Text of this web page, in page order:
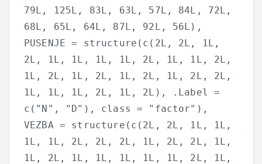
79L, 125L, 83L, 63L, 57L, 84L, 72L,
68L, 65L, 64L, 87L, 92L, 56L),
PUSENJE = structure(c(2L, 2L, 1L,
2L, 1L, 1L, 1L, 1L, 2L, 1L, 1L, 2L,
1L, 2L, 1L, 2L, 1L, 2L, 1L, 2L, 2L,
1L, 1L, 1L, 2L, 1L, 2L), .Label =
c("N", "D"), class = "factor"),
VEZBA = structure(c(2L, 2L, 1L, 1L,
1L, 1L, 2L, 2L, 2L, 1L, 2L, 2L, 1L,
1L, 2L, 1L, 1L, 1L, 1L, 1L, 2L, 1L,